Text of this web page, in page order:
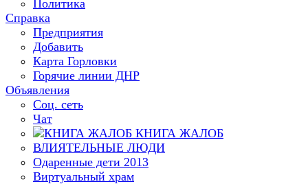
Политика
Справка
Предприятия
Добавить
Карта Горловки
Горячие линии ДНР
Объявления
Соц. сеть
Чат
КНИГА ЖАЛОБ
ВЛИЯТЕЛЬНЫЕ ЛЮДИ
Одаренные дети 2013
Виртуальный храм